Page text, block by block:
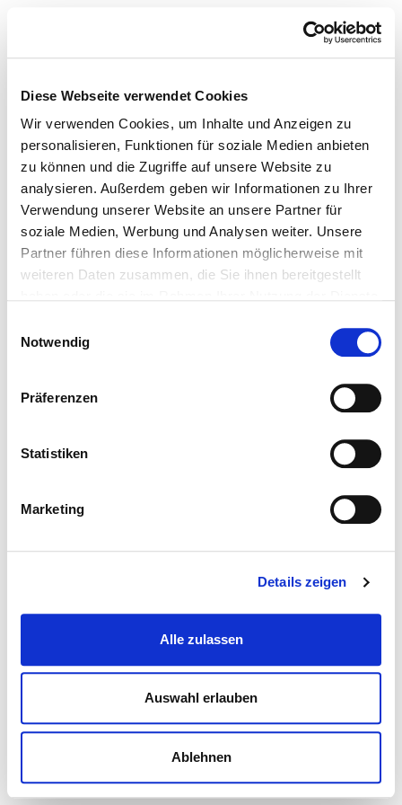
Diese Webseite verwendet Cookies
Wir verwenden Cookies, um Inhalte und Anzeigen zu
personalisieren, Funktionen für soziale Medien anbieten
zu können und die Zugriffe auf unsere Website zu
analysieren. Außerdem geben wir Informationen zu Ihrer
Verwendung unserer Website an unsere Partner für
soziale Medien, Werbung und Analysen weiter. Unsere
Partner führen diese Informationen möglicherweise mit
weiteren Daten zusammen, die Sie ihnen bereitgestellt
Notwendig
Präferenzen
Statistiken
Marketing
Details zeigen
Alle zulassen
Auswahl erlauben
Ablehnen